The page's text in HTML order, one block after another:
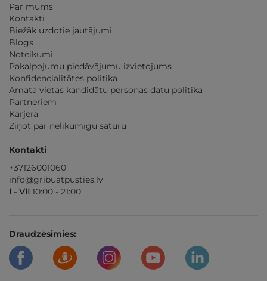
Par mums
Kontakti
Biežāk uzdotie jautājumi
Blogs
Noteikumi
Pakalpojumu piedāvājumu izvietojums
Konfidencialitātes politika
Amata vietas kandidātu personas datu politika
Partneriem
Karjera
Ziņot par nelikumīgu saturu
Kontakti
+37126001060
info@gribuatpusties.lv
I - VII 10:00 - 21:00
Draudzēsimies: